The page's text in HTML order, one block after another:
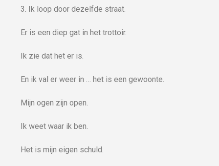
3. Ik loop door dezelfde straat.
Er is een diep gat in het trottoir.
Ik zie dat het er is.
En ik val er weer in … het is een gewoonte.
Mijn ogen zijn open.
Ik weet waar ik ben.
Het is mijn eigen schuld.